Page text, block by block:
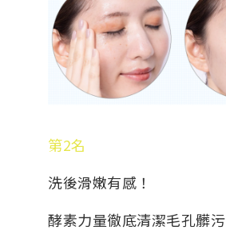
第2名
洗後滑嫩有感！
酵素力量徹底清潔毛孔髒污